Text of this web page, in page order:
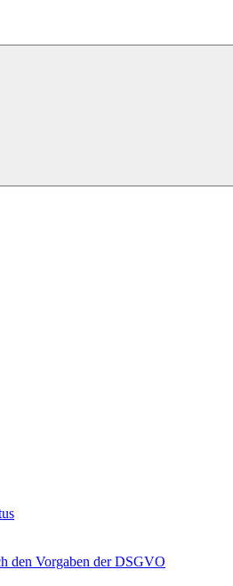
den Vorgaben der DSGVO